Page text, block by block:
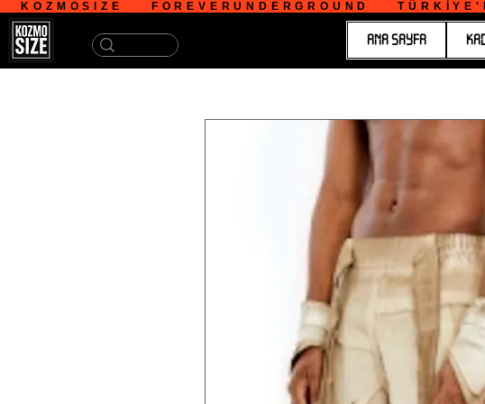
KOZMOSIZE    FOREVERUNDERGROUND
ANA SAYFA